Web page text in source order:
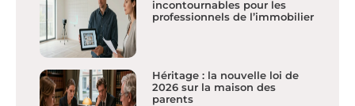
incontournables pour les
professionnels de l’immobilier
Héritage : la nouvelle loi de
2026 sur la maison des
parents